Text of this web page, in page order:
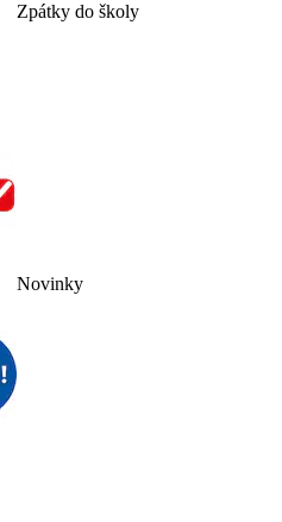
Zpátky do školy
Novinky